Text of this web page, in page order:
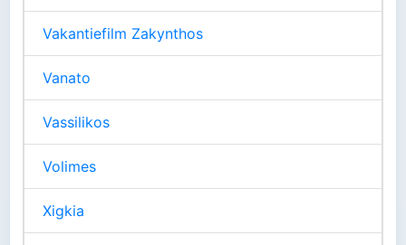
Vakantiefilm Zakynthos
Vanato
Vassilikos
Volimes
Xigkia